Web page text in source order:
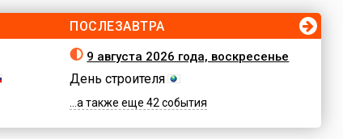
ПОСЛЕЗАВТРА
9 августа 2026 года, воскресенье
День строителя
...а также еще 42 события